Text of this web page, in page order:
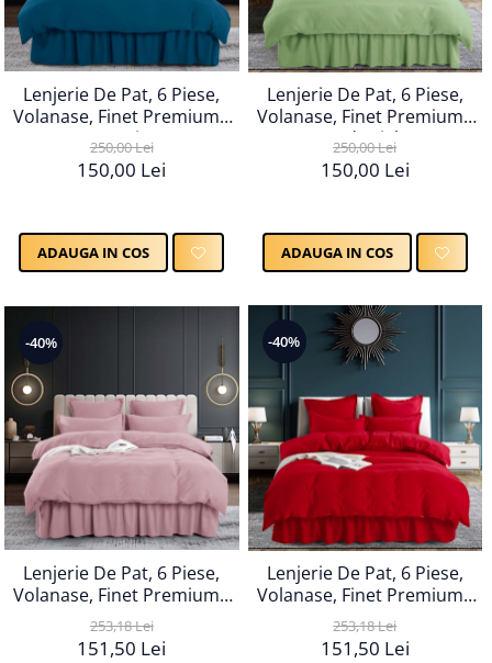
Lenjerie De Pat, 6 Piese,
Volanase, Finet Premium -
Turqoise
250,00 Lei
150,00 Lei
ADAUGA IN COS
Lenjerie De Pat, 6 Piese,
Volanase, Finet Premium -
Verde Light
250,00 Lei
150,00 Lei
ADAUGA IN COS
-40%
Lenjerie De Pat, 6 Piese,
Volanase, Finet Premium -
Roz
253,18 Lei
151,50 Lei
-40%
Lenjerie De Pat, 6 Piese,
Volanase, Finet Premium -
Rosu
253,18 Lei
151,50 Lei